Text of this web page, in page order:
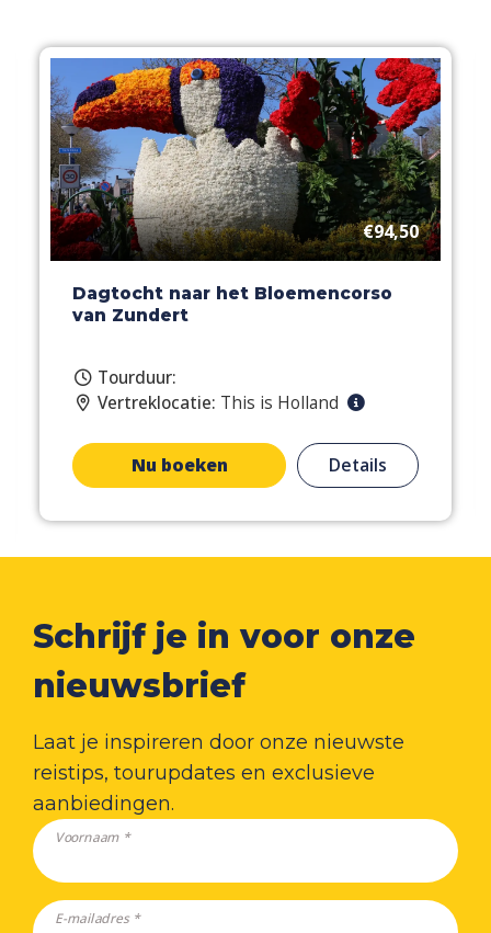
€94,50
Dagtocht naar het Bloemencorso
van Zundert
Tourduur:
Vertreklocatie: This is Holland
Nu boeken Details
Schrijf je in voor onze
nieuwsbrief
Laat je inspireren door onze nieuwste
reistips, tourupdates en exclusieve
aanbiedingen.
Voornaam *
E-mailadres *